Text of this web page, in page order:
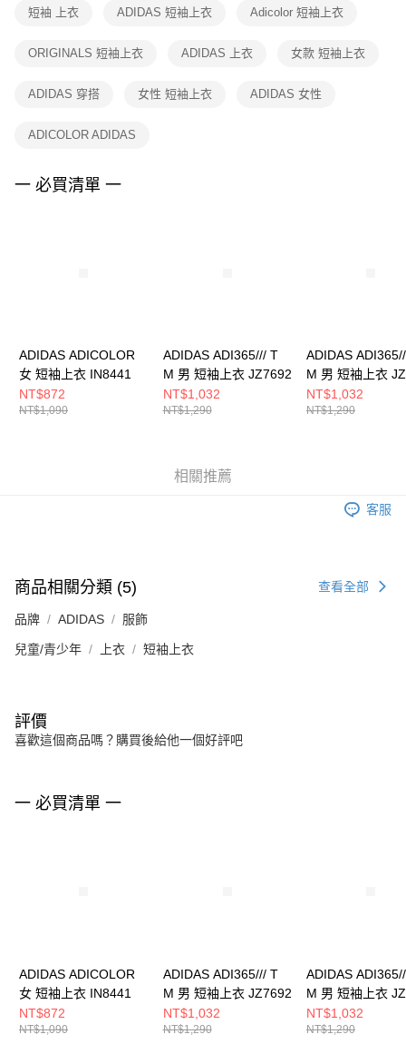
客戶支援中心」
https://netprotections.freshdesk.com/support/home
１．透過由恩沛科技股份有限公司提供之「AFTEE先享後付」服務完成之交
權轉讓予恩沛科技股份有限公司。
３．未成年的使用者請事先徵得法定代理人或監護人之同意方可使用
４．使用「AFTEE先享後付」時，將依據個別帳號之用戶狀況，依本公司即
短袖 上衣 ADIDAS 短袖上衣 Adicolor 短袖上衣
ORIGINALS 短袖上衣 ADIDAS 上衣 女款 短袖上衣
ADIDAS 穿搭 女性 短袖上衣 ADIDAS 女性
ADICOLOR ADIDAS
一 必買清單 一
ADIDAS ADICOLOR
女 短袖上衣 IN8441
NT$872
NT$1,090
ADIDAS ADI365/// T
M 男 短袖上衣 JZ7692
NT$1,032
NT$1,290
ADIDAS
M 男 短袖上衣
NT$1,032
NT$1,290
相關推薦
客服
商品相關分類 (5) 查看全部
品牌 ADIDAS 服飾
兒童/青少年 上衣 短袖上衣
評價
喜歡這個商品嗎？購買後給他一個好評吧
一 必買清單 一
ADIDAS ADICOLOR
女 短袖上衣 IN8441
NT$872
NT$1,090
ADIDAS ADI365/// T
M 男 短袖上衣 JZ7692
NT$1,032
NT$1,290
ADIDAS
M 男 短袖上衣
NT$1,032
NT$1,290